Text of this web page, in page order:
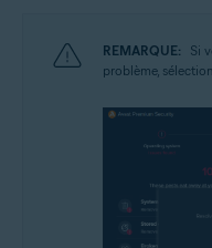
REMARQUE:
Si
problème,